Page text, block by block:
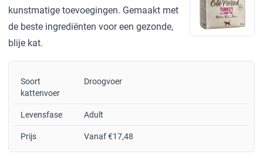
kunstmatige toevoegingen. Gemaakt met
de beste ingrediënten voor een gezonde,
blije kat.
Soort
kattenvoer
Droogvoer
Levensfase Adult
Prijs Vanaf €17,48